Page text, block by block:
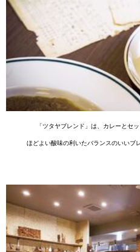
「ツタヤブレンド」は、カレーとセ
ほどよい酸味の利いたバランスのいいブ